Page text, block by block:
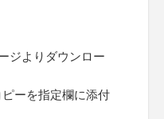
ジよりダウンロー
ーを指定欄に添付